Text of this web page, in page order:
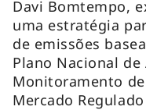
Davi Bomtempo,
uma estratégia
de emissões
Plano Nacional
Monitoramento de
Mercado